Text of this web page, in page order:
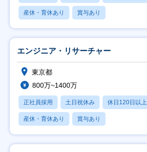
産休・育休あり 賞与あり
エンジニア・リサーチャー
東京都
800万~1400万
正社員採用 土日祝休み 休日120日以上
産休・育休あり 賞与あり